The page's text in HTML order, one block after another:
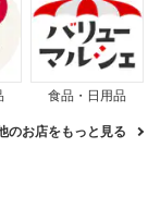
食品・日用品
のお店をもっと見る